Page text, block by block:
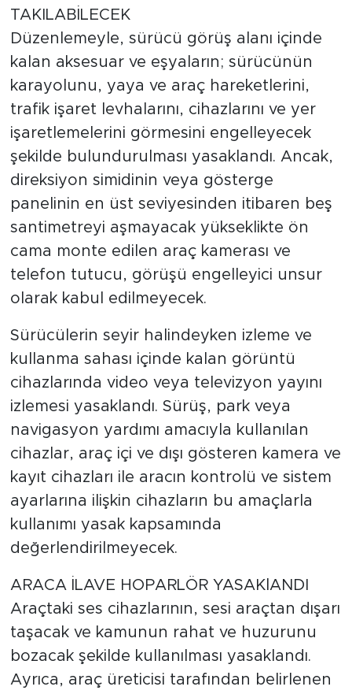
TAKILABİLECEK
Düzenlemeyle, sürücü görüş alanı içinde
kalan aksesuar ve eşyaların; sürücünün
karayolunu, yaya ve araç hareketlerini,
trafik işaret levhalarını, cihazlarını ve yer
işaretlemelerini görmesini engelleyecek
şekilde bulundurulması yasaklandı. Ancak,
direksiyon simidinin veya gösterge
panelinin en üst seviyesinden itibaren beş
santimetreyi aşmayacak yükseklikte ön
cama monte edilen araç kamerası ve
telefon tutucu, görüşü engelleyici unsur
olarak kabul edilmeyecek.
Sürücülerin seyir halindeyken izleme ve
kullanma sahası içinde kalan görüntü
cihazlarında video veya televizyon yayını
izlemesi yasaklandı. Sürüş, park veya
navigasyon yardımı amacıyla kullanılan
cihazlar, araç içi ve dışı gösteren kamera ve
kayıt cihazları ile aracın kontrolü ve sistem
ayarlarına ilişkin cihazların bu amaçlarla
kullanımı yasak kapsamında
değerlendirilmeyecek.
ARACA İLAVE HOPARLÖR YASAKlANDI
Araçtaki ses cihazlarının, sesi araçtan dışarı
taşacak ve kamunun rahat ve huzurunu
bozacak şekilde kullanılması yasaklandı.
Ayrıca, araç üreticisi tarafından belirlenen